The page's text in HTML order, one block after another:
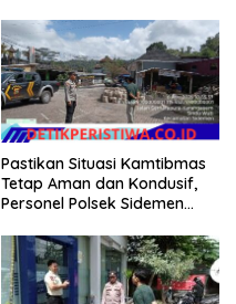
Pastikan Situasi Kamtibmas
Tetap Aman dan Kondusif,
Personel Polsek Sidemen